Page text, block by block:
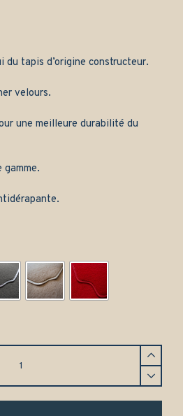
tapis d’origine constructeur.
velours.
une meilleure durabilité du